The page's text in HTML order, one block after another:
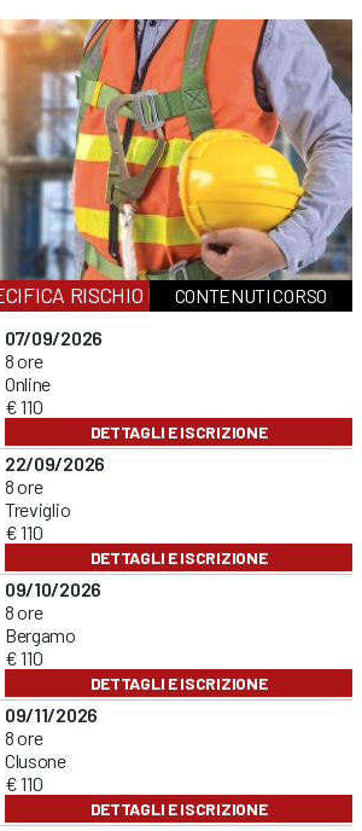
RISCHIO MEDIOCONTENUTI CORSO
07/09/2026
8 ore
Online
€ 110
DETTAGLI E ISCRIZIONE
22/09/2026
8 ore
Treviglio
€ 110
DETTAGLI E ISCRIZIONE
09/10/2026
8 ore
Bergamo
€ 110
DETTAGLI E ISCRIZIONE
09/11/2026
8 ore
Clusone
€ 110
DETTAGLI E ISCRIZIONE